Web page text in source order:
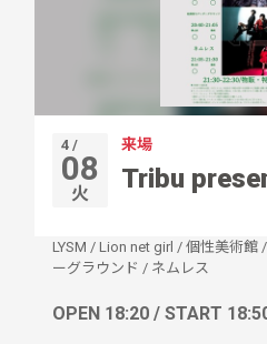
4 /
08
火
来場
Tribu
LYSM / Lion net girl / 個性美術館 /
ーグラウンド / ネムレス
OPEN 18:20 / START